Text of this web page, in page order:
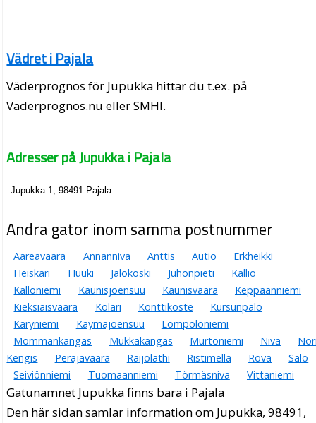
Vädret i Pajala
Väderprognos för Jupukka hittar du t.ex. på
Väderprognos.nu eller SMHI.
Adresser på Jupukka i Pajala
Jupukka 1, 98491 Pajala
Andra gator inom samma postnummer
Aareavaara Annanniva Anttis Autio
Erkheikki
Heiskari
Huuki Jalokoski Juhonpieti
Kallio
Kalloniemi
Kaunisjoensuu Kaunisvaara
Keppaanniemi
Kieksiäisvaara
Kolari Konttikoste
Kursunpalo
Käryniemi
Käymäjoensuu
Lompoloniemi
Mommankangas
Mukkakangas Murtoniemi Niva
Kengis
Peräjävaara Raijolathi Ristimella Rova
Salo
Seiviönniemi
Tuomaanniemi Törmäsniva Vittaniemi
Gatunamnet Jupukka finns bara i Pajala
Den här sidan samlar information om Jupukka, 98491,